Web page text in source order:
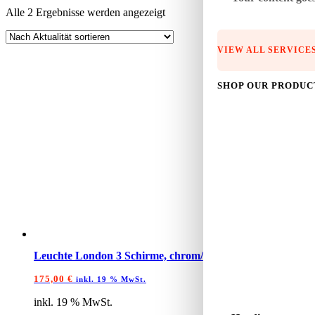
VIEW ALL
SHOP OUR
Alle 2 Ergebnisse werden angezeigtNach
sortiert
Leuchte London 3 Schirme, chrom/blau
175,00 € inkl. 19 % MwSt.
inkl. 19 % MwSt.